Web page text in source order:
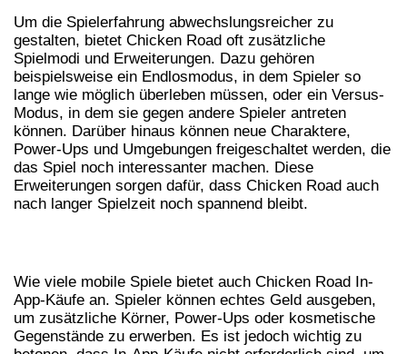
Um die Spielerfahrung abwechslungsreicher zu
gestalten, bietet Chicken Road oft zusätzliche
Spielmodi und Erweiterungen. Dazu gehören
beispielsweise ein Endlosmodus, in dem Spieler so
lange wie möglich überleben müssen, oder ein Versus-
Modus, in dem sie gegen andere Spieler antreten
können. Darüber hinaus können neue Charaktere,
Power-Ups und Umgebungen freigeschaltet werden, die
das Spiel noch interessanter machen. Diese
Erweiterungen sorgen dafür, dass Chicken Road auch
nach langer Spielzeit noch spannend bleibt.
Wie viele mobile Spiele bietet auch Chicken Road In-
App-Käufe an. Spieler können echtes Geld ausgeben,
um zusätzliche Körner, Power-Ups oder kosmetische
Gegenstände zu erwerben. Es ist jedoch wichtig zu